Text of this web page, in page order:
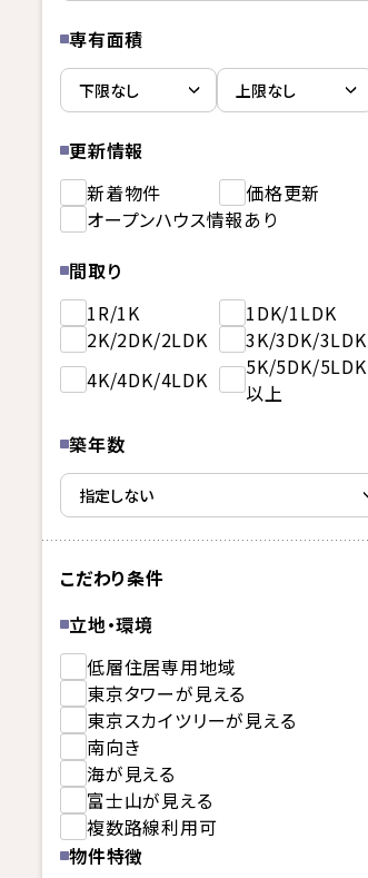
専有面積
更新情報
新着物件
価格更新
オープンハウス情報あり
間取り
1R/1K
1DK/1LDK
2K/2DK/2LDK
3K/3DK/3LDK
4K/4DK/4LDK
5K/5DK/5LDK
以上
築年数
こだわり条件
立地・環境
低層住居専用地域
東京タワーが見える
東京スカイツリーが見える
南向き
海が見える
富士山が見える
複数路線利用可
物件特徴